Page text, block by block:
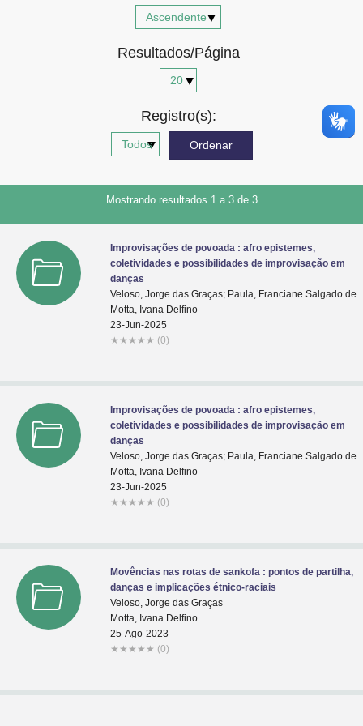
Resultados/Página
Registro(s):
Mostrando resultados 1 a 3 de 3
Improvisações de povoada : afro epistemes,
coletividades e possibilidades de improvisação em
danças
Veloso, Jorge das Graças; Paula, Franciane Salgado de
Motta, Ivana Delfino
23-Jun-2025
★ ★ ★ ★ ★ (0)
Improvisações de povoada : afro epistemes,
coletividades e possibilidades de improvisação em
danças
Veloso, Jorge das Graças; Paula, Franciane Salgado de
Motta, Ivana Delfino
23-Jun-2025
★ ★ ★ ★ ★ (0)
Movências nas rotas de sankofa : pontos de partilha,
danças e implicações étnico-raciais
Veloso, Jorge das Graças
Motta, Ivana Delfino
25-Ago-2023
★ ★ ★ ★ ★ (0)